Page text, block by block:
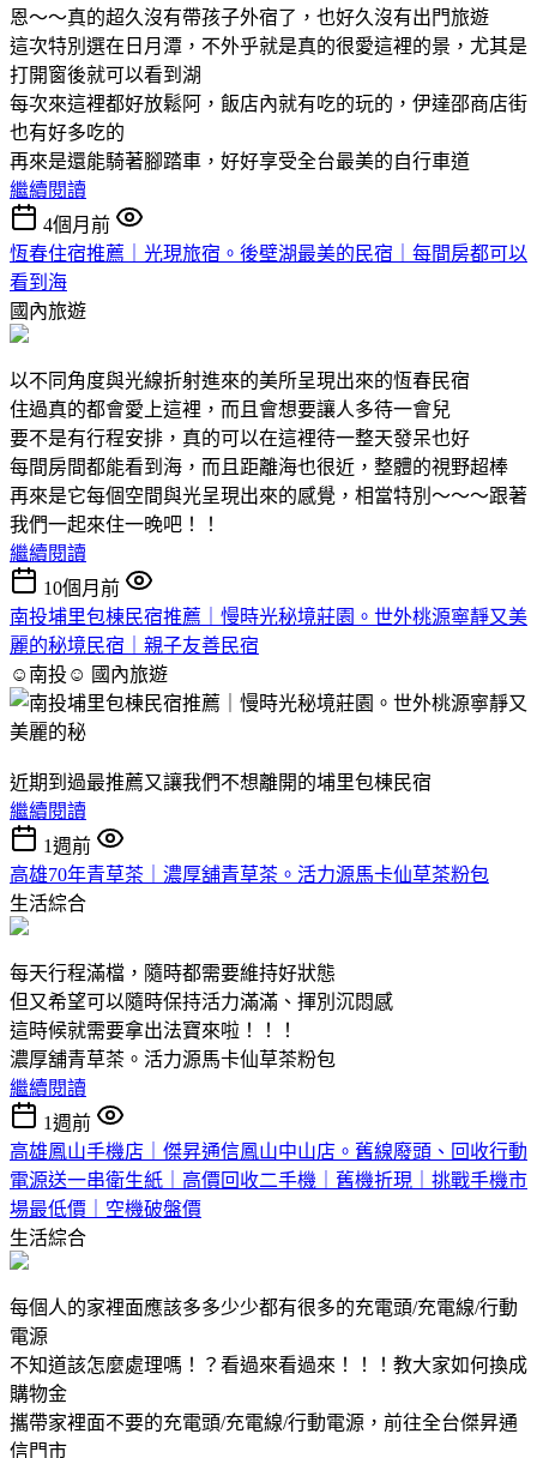
恩～～真的超久沒有帶孩子外宿了，也好久沒有出門旅遊
這次特別選在日月潭，不外乎就是真的很愛這裡的景，尤其是
打開窗後就可以看到湖
每次來這裡都好放鬆阿，飯店內就有吃的玩的，伊達邵商店街
也有好多吃的
再來是還能騎著腳踏車，好好享受全台最美的自行車道
繼續閱讀
4個月前
恆春住宿推薦｜光現旅宿。後壁湖最美的民宿｜每間房都可以
看到海
國內旅遊
以不同角度與光線折射進來的美所呈現出來的恆春民宿
住過真的都會愛上這裡，而且會想要讓人多待一會兒
要不是有行程安排，真的可以在這裡待一整天發呆也好
每間房間都能看到海，而且距離海也很近，整體的視野超棒
再來是它每個空間與光呈現出來的感覺，相當特別～～～跟著
我們一起來住一晚吧！！
繼續閱讀
10個月前
南投埔里包棟民宿推薦｜慢時光秘境莊園。世外桃源寧靜又美
麗的秘境民宿｜親子友善民宿
☺南投☺ 國內旅遊
近期到過最推薦又讓我們不想離開的埔里包棟民宿
繼續閱讀
1週前
高雄70年青草茶｜濃厚舖青草茶。活力源馬卡仙草茶粉包
生活綜合
每天行程滿檔，隨時都需要維持好狀態
但又希望可以隨時保持活力滿滿、揮別沉悶感
這時候就需要拿出法寶來啦！！！
濃厚舖青草茶。活力源馬卡仙草茶粉包
繼續閱讀
1週前
高雄鳳山手機店｜傑昇通信鳳山中山店。舊線廢頭、回收行動
電源送一串衛生紙｜高價回收二手機｜舊機折現｜挑戰手機市
場最低價｜空機破盤價
生活綜合
每個人的家裡面應該多多少少都有很多的充電頭/充電線/行動
電源
不知道該怎麼處理嗎！？看過來看過來！！！教大家如何換成
購物金
攜帶家裡面不要的充電頭/充電線/行動電源，前往全台傑昇通
信門市